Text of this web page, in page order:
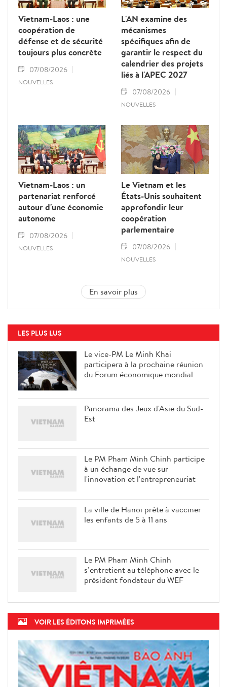
Vietnam-Laos : une
coopération de
défense et de sécurité
toujours plus concrète
07/08/2026
NOUVELLES
L'AN examine des
mécanismes
spécifiques afin de
garantir le respect du
calendrier des projets
liés à l'APEC 2027
07/08/2026
NOUVELLES
Vietnam-Laos : un
partenariat renforcé
autour d'une économie
autonome
07/08/2026
NOUVELLES
Le Vietnam et les
États-Unis souhaitent
approfondir leur
coopération
parlementaire
07/08/2026
NOUVELLES
En savoir plus
LES PLUS LUS
Le vice-PM Le Minh Khai
participera à la prochaine réunion
du Forum économique mondial
Panorama des Jeux d'Asie du Sud-
Est
Le PM Pham Minh Chinh participe
à un échange de vue sur
l'innovation et l'entrepreneuriat
La ville de Hanoi prête à vacciner
les enfants de 5 à 11 ans
Le PM Pham Minh Chinh
s’entretient au téléphone avec le
président fondateur du WEF
VOIR LES ÉDITONS IMPRIMÉES